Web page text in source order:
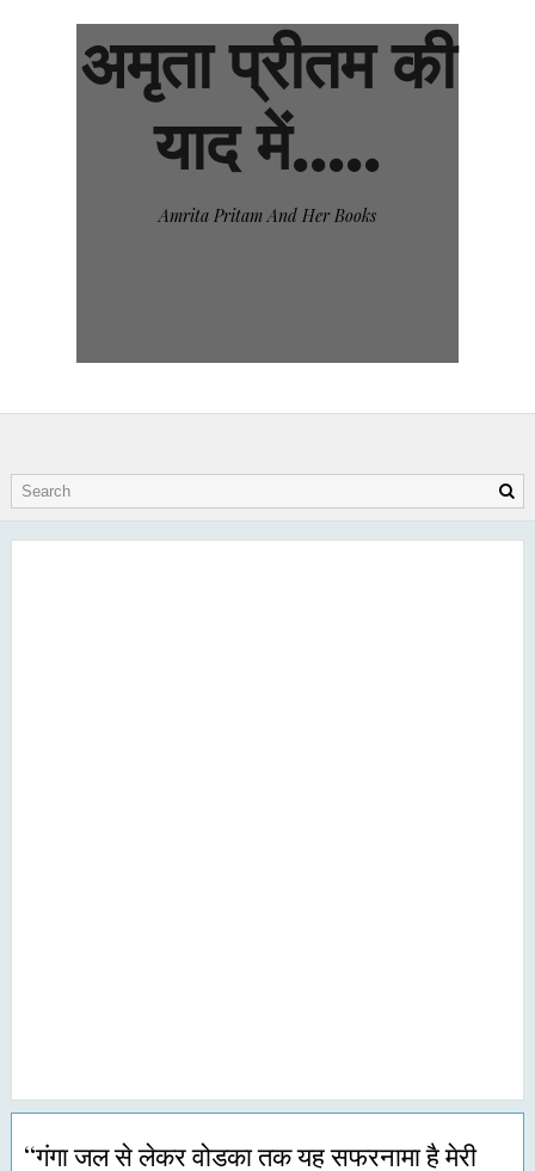
अमृता प्रीतम की
याद में.....
Amrita Pritam And Her Books
‘‘गंगा जल से लेकर वोडका तक यह सफरनामा है मेरी